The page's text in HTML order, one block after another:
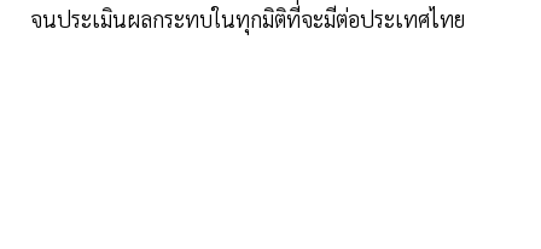
จนประเมินผลกระทบในทุกมิติที่จะมีต่อประเทศไทย